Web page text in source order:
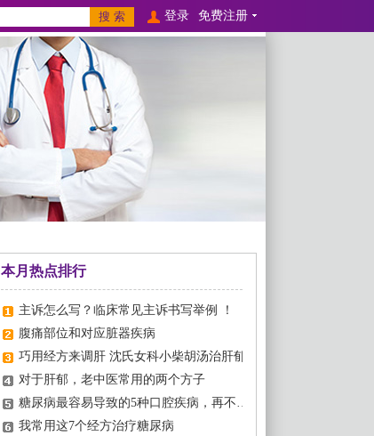
登录 免费注册
本月热点排行
主诉怎么写？临床常见主诉书写举例 ！
腹痛部位和对应脏器疾病
巧用经方来调肝 沈氏女科小柴胡汤治肝郁
对于肝郁，老中医常用的两个方子
糖尿病最容易导致的5种口腔疾病，再不注意就晚了！
我常用这7个经方治疗糖尿病